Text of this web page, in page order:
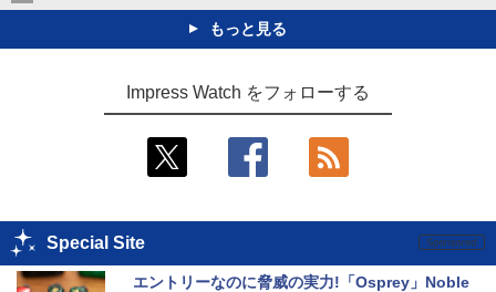
もっと見る
Impress Watch をフォローする
Special Site
エントリーなのに脅威の実力!「Osprey」Noble